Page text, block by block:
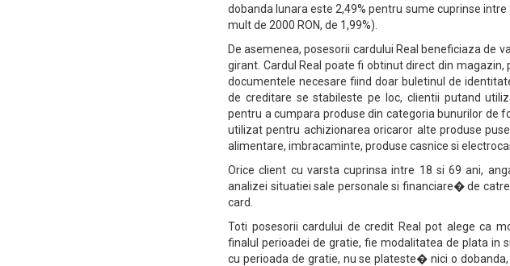
dobanda lunara este 2,49% pentru sume cuprinse intre
mult de 2000 RON, de 1,99%).
De asemenea, posesorii cardului Real beneficiaza de
girant. Cardul Real poate fi obtinut direct din
documentele necesare fiind doar buletinul de
de creditare se stabileste pe loc, clientii putand
pentru a cumpara produse din categoria bunurilor de
utilizat pentru achizionarea oricaror alte produse
alimentare, imbracaminte, produse casnice si
Orice client cu varsta cuprinsa intre 18 si 69 ani,
analizei situatiei sale personale si financiare� de
card.
Toti posesorii cardului de credit Real pot alege ca
finalul perioadei de gratie, fie modalitatea de plata in
cu perioada de gratie, nu se plateste� nici o